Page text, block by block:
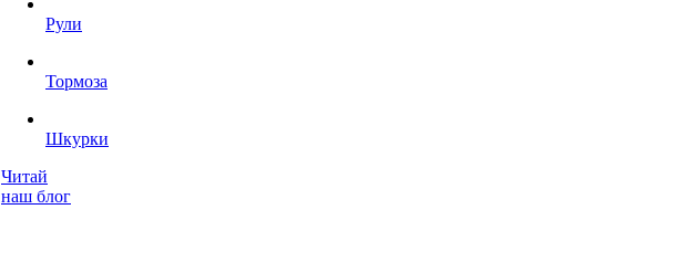
Рули
Тормоза
Шкурки
Читай
наш блог